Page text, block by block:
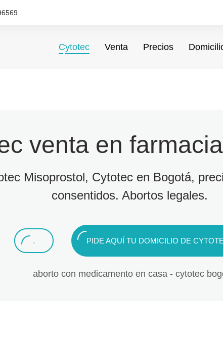
Cytotec Venta Precios
venta en
Misoprostol, Cytotec en Bogotá,
consentidos. Abortos legales.
. PIDE AQUÍ TU DOMICILIO DE